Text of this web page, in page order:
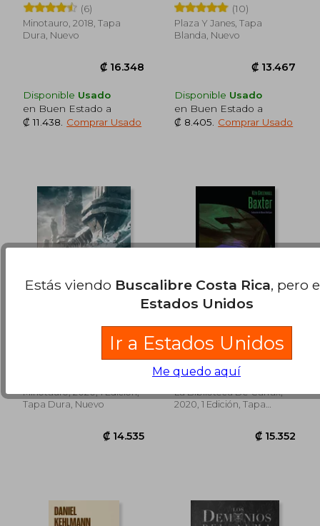
₡ 16.626 ₡
(6)
Minotauro, 2018, Tapa
Dura, Nuevo
Disponible Usado
en Buen Estado a
₡ 11.438
Comprar Usado
(10)
Plaza Y Janes, Tapa
Blanda, Nuevo
Disponible Usado
en Buen Estado a
₡ 8.405
Comprar Usado
En las Montañas de la
Locura. Volumen 1
Minotauro, 2020, 1 Edición,
Tapa Dura, Nuevo
Baxter
Ken Greenhall
(1)
La Biblioteca De Carfax,
2020, 1 Edición, Tapa
Estás viendo Buscalibre Costa Rica, pero
Estados Unidos
Ir a Estados Unidos
Me quedo aquí